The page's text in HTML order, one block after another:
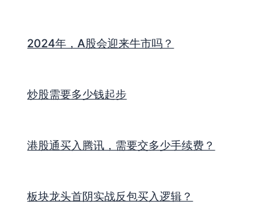
2024年，A股会迎来牛市吗？
炒股需要多少钱起步
港股通买入腾讯，需要交多少手续费？
板块龙头首阴实战反包买入逻辑？